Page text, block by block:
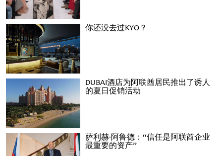
你还没去过KYO？
DUBAI酒店为阿联酋居民推出了诱人
的夏日促销活动
萨利赫·阿鲁德：“信任是阿联酋企业
最重要的资产”